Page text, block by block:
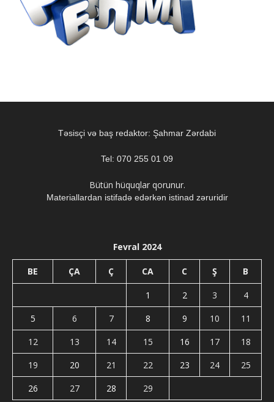
Təsisçi və baş redaktor: Şahmar Zərdabi
Tel: 070 255 01 09
Bütün hüquqlar qorunur.
Materiallardan istifadə edərkən istinad zəruridir
Fevral 2024
BE ÇA Ç CA C Ş B
1 2 3
4
5
6 7 8 9 10
11
12
13 14 15 16 17
18
19
20 21 22 23 24
25
26
27 28 29